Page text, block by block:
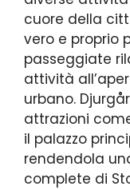
cuore della
vero e proprio
passeggiate
attività
urbano.
attrazioni
il palazzo
rendendola
complete di